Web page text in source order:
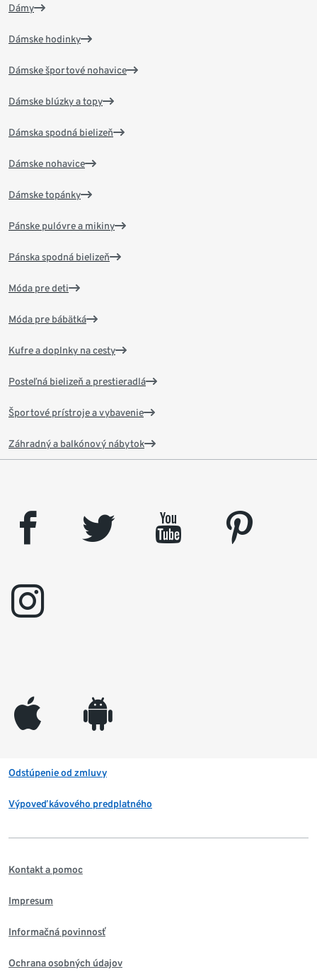
Dámy
Dámske hodinky
Dámske športové nohavice
Dámske blúzky a topy
Dámska spodná bielizeň
Dámske nohavice
Dámske topánky
Pánske pulóvre a mikiny
Pánska spodná bielizeň
Móda pre deti
Móda pre bábätká
Kufre a doplnky na cesty
Posteľná bielizeň a prestieradlá
Športové prístroje a vybavenie
Záhradný a balkónový nábytok
facebook twitter youtube
pinterest
instagram
appleinc android
Odstúpenie od zmluvy
Výpoveď kávového predplatného
Kontakt a pomoc
Impresum
Informačná povinnosť
Ochrana osobných údajov